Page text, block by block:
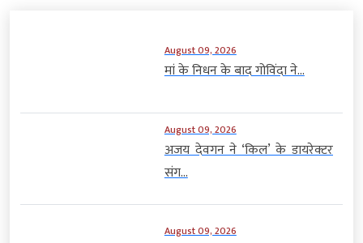
August 09, 2026
मां के निधन के बाद गोविंदा ने...
August 09, 2026
अजय देवगन ने ‘किल’ के डायरेक्टर
संग...
August 09, 2026